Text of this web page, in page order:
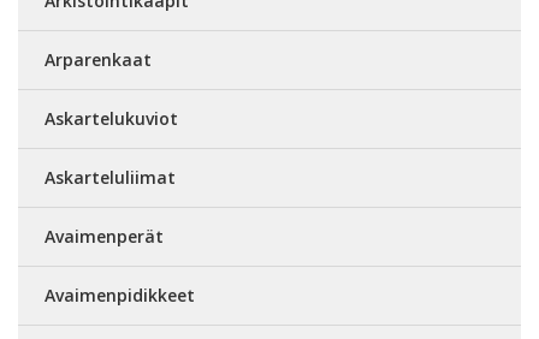
Arparenkaat
Askartelukuviot
Askarteluliimat
Avaimenperät
Avaimenpidikkeet